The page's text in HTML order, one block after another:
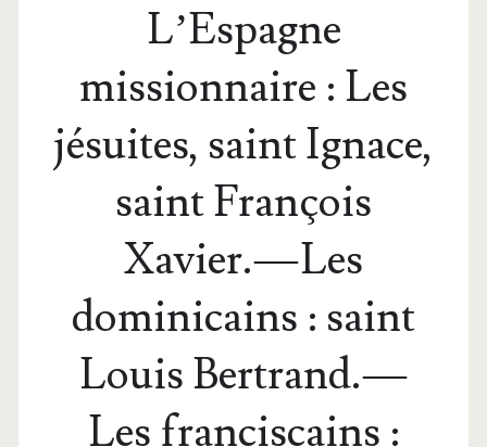
L’Espagne
missionnaire : Les
jésuites, saint Ignace,
saint François
Xavier. — Les
dominicains : saint
Louis Bertrand. —
Les franciscains :